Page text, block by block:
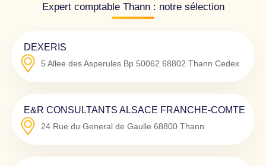
Expert comptable Thann : notre sélection
DEXERIS
5 Allee des Asperules Bp 50062 68802 Thann Cedex
E&R CONSULTANTS ALSACE FRANCHE-COMTE
24 Rue du General de Gaulle 68800 Thann